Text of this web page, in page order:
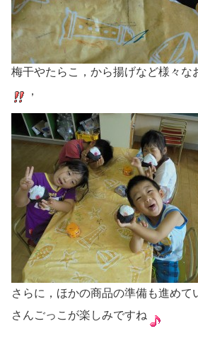
梅干やたらこ，から揚げなど様々な
，
さらに，ほかの商品の準備も進めて
さんごっこが楽しみですね